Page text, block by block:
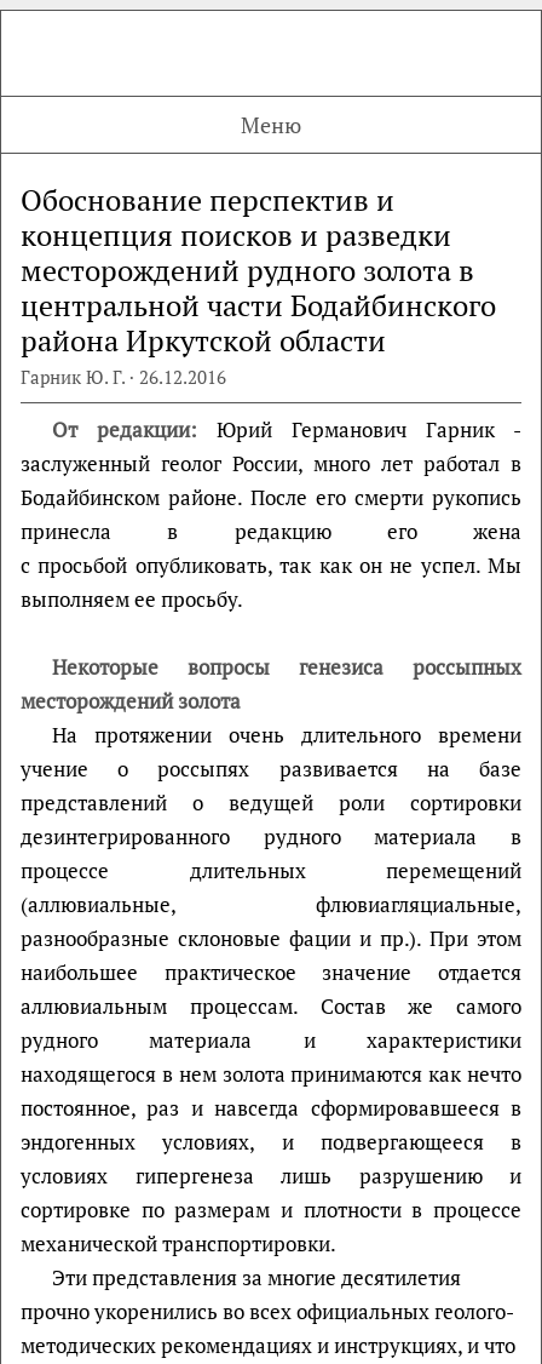
Меню
Обоснование перспектив и
концепция поисков и разведки
месторождений рудного золота в
центральной части Бодайбинского
района Иркутской области
Гарник Ю. Г. · 26.12.2016
От редакции: Юрий Германович Гарник -
заслуженный геолог России, много лет работал в
Бодайбинском районе. После его смерти рукопись
принесла в редакцию его жена
с просьбой опубликовать, так как он не успел. Мы
выполняем ее просьбу.
Некоторые вопросы генезиса россыпных
месторождений золота
На протяжении очень длительного времени
учение о россыпях развивается на базе
представлений о ведущей роли сортировки
дезинтегрированного рудного материала в
процессе длительных перемещений
(аллювиальные, флювиагляциальные,
разнообразные склоновые фации и пр.). При этом
наибольшее практическое значение отдается
аллювиальным процессам. Состав же самого
рудного материала и характеристики
находящегося в нем золота принимаются как нечто
постоянное, раз и навсегда сформировавшееся в
эндогенных условиях, и подвергающееся в
условиях гипергенеза лишь разрушению и
сортировке по размерам и плотности в процессе
механической транспортировки.
Эти представления за многие десятилетия
прочно укоренились во всех официальных геолого-
методических рекомендациях и инструкциях, и что